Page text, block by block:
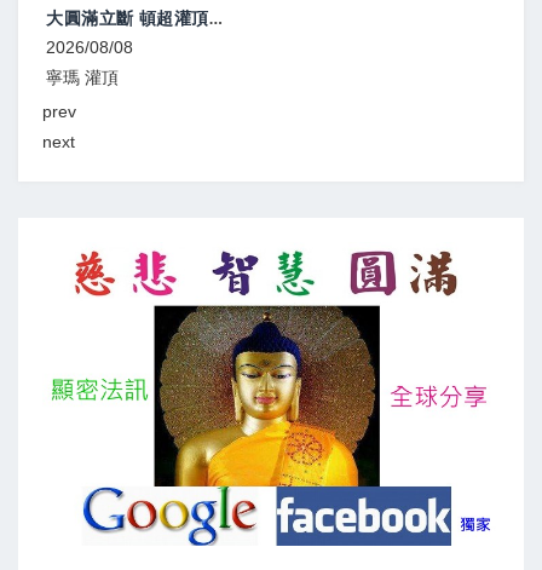
大圓滿立斷 頓超灌頂、教學
2026/08/08
寧瑪 灌頂
prev
next